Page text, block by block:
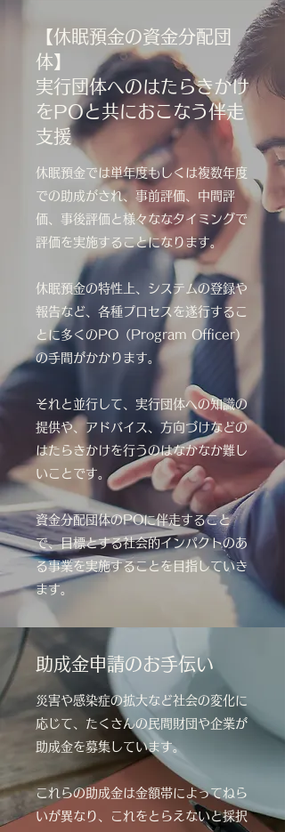
【休眠預金の資金分配団
体】
実行団体へのはたらきかけ
をPOと共におこなう伴走
支援
休眠預金では単年度もしくは複数年度
での助成がされ、 事前評価、中間評
価、事後評価と様々ななタイミングで
評価を実施することになります。
休眠預金の特性上、システムの登録や
報告など、各種プロセスを遂行するこ
とに多くのPO（Program Officer）
の手間がかかります。
それと並行して、実行団体への知識の
提供や、アドバイス、方向づけなどの
はたらきかけを行うのはなかなか難し
いことです。
資金分配団体のPOに伴走すること
で、目標とする社会的インパクトのあ
る事業を実施することを目指していき
ます。
助成金申請のお手伝い
災害や感染症の拡大など社会の変化に
応じて、たくさんの民間財団や企業が
助成金を募集しています。
これらの助成金は金額帯によってねら
いが異なり、これをとらえないと採択